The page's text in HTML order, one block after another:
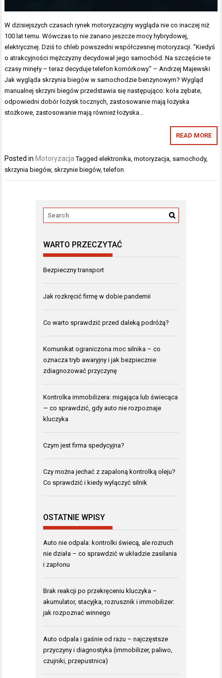
W dzisiejszych czasach rynek motoryzacyjny wygląda nie co inaczej niż
100 lat temu. Wówczas to nie zanano jeszcze mocy hybrydowej,
elektrycznej. Dziś to chleb powszedni współczesnej motoryzacji. ”Kiedyś
o atrakcyjności mężczyzny decydował jego samochód. Na szczęście te
czasy minęły – teraz decyduje telefon komórkowy.” – Andrzej Majewski
Jak wygląda skrzynia biegów w samochodzie benzynowym? Wygląd
manualnej skrzyni biegów przedstawia się następująco: koła zębate,
odpowiedni dobór łożysk tocznych, zastosowanie mają łożyska
stożkowe, zastosowanie mają również łożyska…
READ MORE
Posted in Motoryzacja Taggedelektronika ,motoryzacja samochody,
skrzynia biegów, skrzynie biegów,telefon
WARTO PRZECZYTAĆ
Bezpieczny transport
Jak rozkręcić firmę w dobie pandemii
Co warto sprawdzić przed daleką podróżą?
Komunikat ograniczona moc silnika – co
oznacza tryb awaryjny i jak bezpiecznie
zdiagnozować przyczynę
Kontrolka immobilizera: migająca lub świecąca
— co sprawdzić, gdy auto nie rozpoznaje
kluczyka
Czym jest firma spedycyjna?
Czy można jechać z zapaloną kontrolką oleju?
Co sprawdzić i kiedy wyłączyć silnik
OSTATNIE WPISY
Auto nie odpala: kontrolki świecą, ale rozruch
nie działa – co sprawdzić w układzie zasilania
i zapłonu
Brak reakcji po przekręceniu kluczyka –
akumulator, stacyjka, rozrusznik i immobilizer:
jak rozpoznać winnego
Auto odpala i gaśnie od razu – najczęstsze
przyczyny i diagnostyka (immobilizer, paliwo,
czujniki, przepustnica)